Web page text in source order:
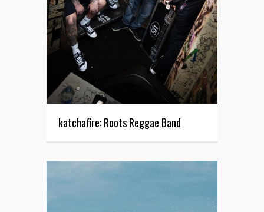
katchafire: Roots Reggae Band